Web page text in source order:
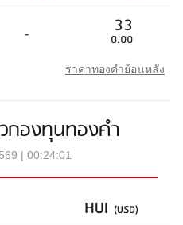
- 33
0.00
ราคาทองคำย้อนหลัง
กองทุนทองคำ
| 00:24:01
HUI (USD)